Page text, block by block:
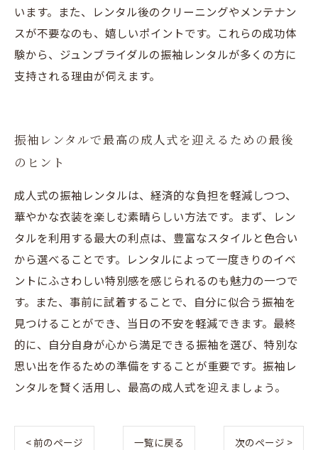
います。また、レンタル後のクリーニングやメンテナン
スが不要なのも、嬉しいポイントです。これらの成功体
験から、ジュンブライダルの振袖レンタルが多くの方に
支持される理由が伺えます。
振袖レンタルで最高の成人式を迎えるための最後
のヒント
成人式の振袖レンタルは、経済的な負担を軽減しつつ、
華やかな衣装を楽しむ素晴らしい方法です。まず、レン
タルを利用する最大の利点は、豊富なスタイルと色合い
から選べることです。レンタルによって一度きりのイベ
ントにふさわしい特別感を感じられるのも魅力の一つで
す。また、事前に試着することで、自分に似合う振袖を
見つけることができ、当日の不安を軽減できます。最終
的に、自分自身が心から満足できる振袖を選び、特別な
思い出を作るための準備をすることが重要です。振袖レ
ンタルを賢く活用し、最高の成人式を迎えましょう。
< 前のページ 一覧に戻る 次のページ >